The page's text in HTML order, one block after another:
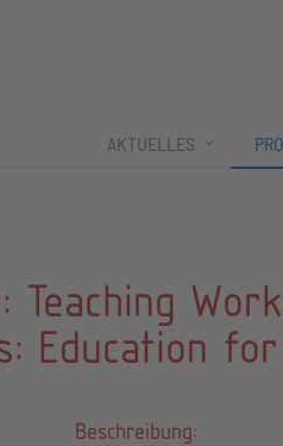
AKTUELLES
Teaching
Education
Beschreibung: